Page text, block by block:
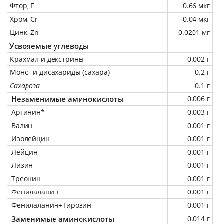
Фтор, F
0.66 мкг
Хром, Cr
0.04 мкг
Цинк, Zn
0.0201 мг
Усвояемые углеводы
Крахмал и декстрины
0.002 г
Моно- и дисахариды (сахара)
0.2 г
Сахароза
0.1 г
Незаменимые аминокислоты
0.006 г
Аргинин*
0.003 г
Валин
0.001 г
Изолейцин
0.001 г
Лейцин
0.001 г
Лизин
0.001 г
Треонин
0.001 г
Фенилаланин
0.001 г
Фенилаланин+Тирозин
0.001 г
Заменимые аминокислоты
0.014 г